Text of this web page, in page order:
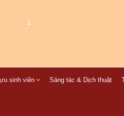
1
sinh viên Sáng tác & Dịch thuật